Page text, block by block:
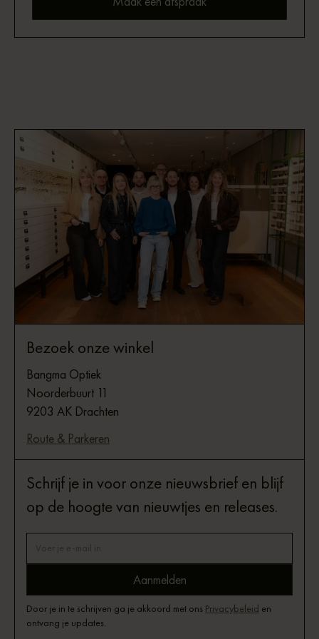
Bezoek onze winkel
Bangma Optiek
Noorderbuurt 11
9203 AK Drachten
Route & Parkeren
Schrijf je in voor onze nieuwsbrief en blijf
op de hoogte van nieuwtjes en releases.
Door je in te schrijven ga je akkoord met ons Privacybeleid en
ontvang je updates.